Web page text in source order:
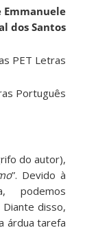
Emmanuele
dos Santos
PET Letras
Português
do autor),
”. Devido à
podemos
disso,
árdua tarefa